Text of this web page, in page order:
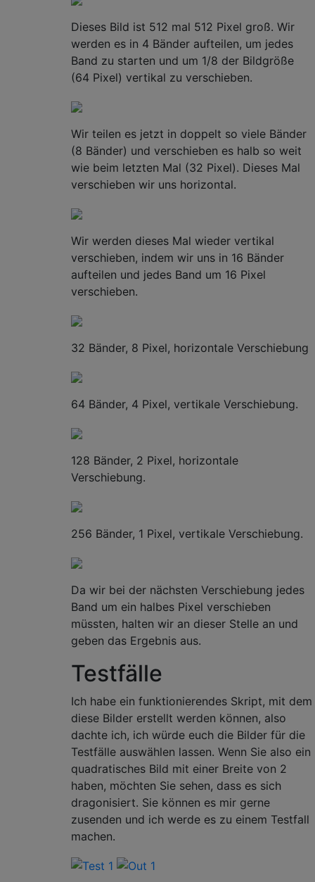
Dieses Bild ist 512 mal 512 Pixel groß. Wir
werden es in 4 Bänder aufteilen, um jedes
Band zu starten und um 1/8 der Bildgröße
(64 Pixel) vertikal zu verschieben.
Wir teilen es jetzt in doppelt so viele Bänder
(8 Bänder) und verschieben es halb so weit
wie beim letzten Mal (32 Pixel). Dieses Mal
verschieben wir uns horizontal.
Wir werden dieses Mal wieder vertikal
verschieben, indem wir uns in 16 Bänder
aufteilen und jedes Band um 16 Pixel
verschieben.
32 Bänder, 8 Pixel, horizontale Verschiebung
64 Bänder, 4 Pixel, vertikale Verschiebung.
128 Bänder, 2 Pixel, horizontale
Verschiebung.
256 Bänder, 1 Pixel, vertikale Verschiebung.
Da wir bei der nächsten Verschiebung jedes
Band um ein halbes Pixel verschieben
müssten, halten wir an dieser Stelle an und
geben das Ergebnis aus.
Testfälle
Ich habe ein funktionierendes Skript, mit dem
diese Bilder erstellt werden können, also
dachte ich, ich würde euch die Bilder für die
Testfälle auswählen lassen. Wenn Sie also ein
quadratisches Bild mit einer Breite von 2
haben, möchten Sie sehen, dass es sich
dragonisiert. Sie können es mir gerne
zusenden und ich werde es zu einem Testfall
machen.